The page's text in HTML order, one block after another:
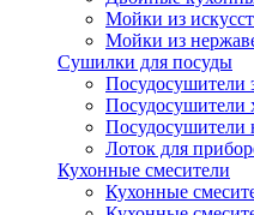
Мойки из
Мойки из
Сушилки для посуды
Посудосушители
Посудосушители
Лоток для
Кухонные смесители
Кухонные